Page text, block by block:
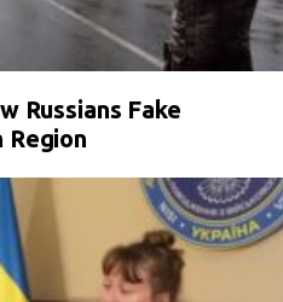
Russians Fake
Region